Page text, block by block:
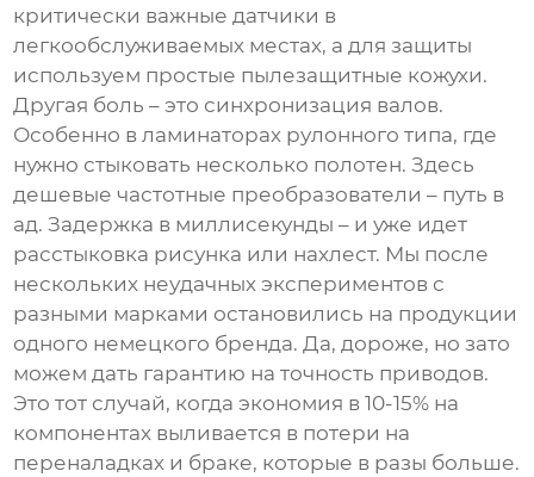
критически важные датчики в
легкообслуживаемых местах, а для защиты
используем простые пылезащитные кожухи.
Другая боль – это синхронизация валов.
Особенно в ламинаторах рулонного типа, где
нужно стыковать несколько полотен. Здесь
дешевые частотные преобразователи – путь в
ад. Задержка в миллисекунды – и уже идет
расстыковка рисунка или нахлест. Мы после
нескольких неудачных экспериментов с
разными марками остановились на продукции
одного немецкого бренда. Да, дороже, но зато
можем дать гарантию на точность приводов.
Это тот случай, когда экономия в 10-15% на
компонентах выливается в потери на
переналадках и браке, которые в разы больше.